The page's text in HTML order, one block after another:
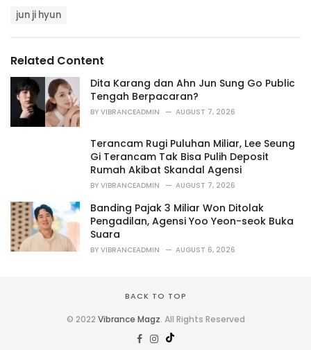
r
i
a
:
jun ji hyun
Related Content
Dita Karang dan Ahn Jun Sung Go Public
Tengah Berpacaran?
BY VIBRANCEADMIN AUGUST 7, 2026
Terancam Rugi Puluhan Miliar, Lee Seung
Gi Terancam Tak Bisa Pulih Deposit
Rumah Akibat Skandal Agensi
BY VIBRANCEADMIN AUGUST 7, 2026
Banding Pajak 3 Miliar Won Ditolak
Pengadilan, Agensi Yoo Yeon-seok Buka
Suara
BY VIBRANCEADMIN AUGUST 6, 2026
BACK TO TOP
© 2022 Vibrance Magz. All Rights Reserved